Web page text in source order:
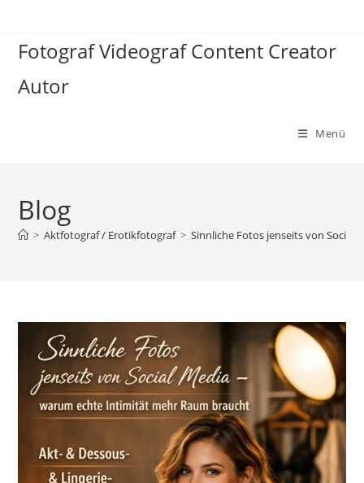
springen
Fotograf Videograf Content Creator
Autor
Menü
Blog
> Aktfotograf / Erotikfotograf > Sinnliche Fotos jenseits von Social